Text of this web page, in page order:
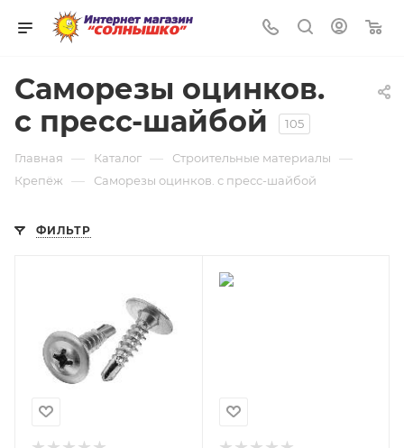
Саморезы оцинков.
с пресс-шайбой
105
Главная — Каталог — Строительные материалы —
Крепёж — Саморезы оцинков. с пресс-шайбой
ФИЛЬТР